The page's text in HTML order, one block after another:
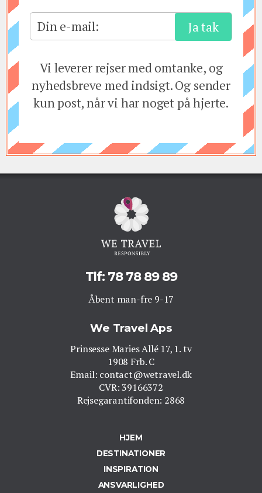
Din e-mail:
Vi leverer rejser med omtanke, og
nyhedsbreve med indsigt. Og sender
kun post, når vi har noget på hjerte.
Tlf: 78 78 89 89
Åbent man-fre 9-17
We Travel Aps
Prinsesse Maries Allé 17, 1. tv
1908 Frb. C
Email: contact@wetravel.dk
CVR: 39166372
Rejsegarantifonden: 2868
HJEM
DESTINATIONER
INSPIRATION
ANSVARLIGHED